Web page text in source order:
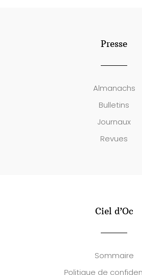
Presse
Almanachs
Bulletins
Journaux
Revues
Ciel d’Oc
Sommaire
Politique de